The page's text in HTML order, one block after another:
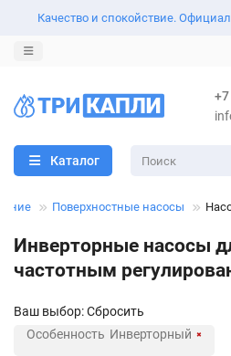
Качество и спокойствие.
Поверхностные насосы
Насосные станции
Центробежные насосы
Многоступенчатые насосы
Насосы для повышения давления
Линейные насосы IN-LINE
Погружные насосы
Скважинные насосы
Колодезные насосы
Фекальные насосы
Дренажные насосы
Комплектующие к насосам
Автоматические трубные муфты
Штуцеры и обратные клапана
Автоматика для насосов
Фильтры для воды
Оголовки для скважин
Каталог
Поверхностные насосы
Инверторные насосы
частотным
Ваш выбор:Сбросить
Особенность Инверторный